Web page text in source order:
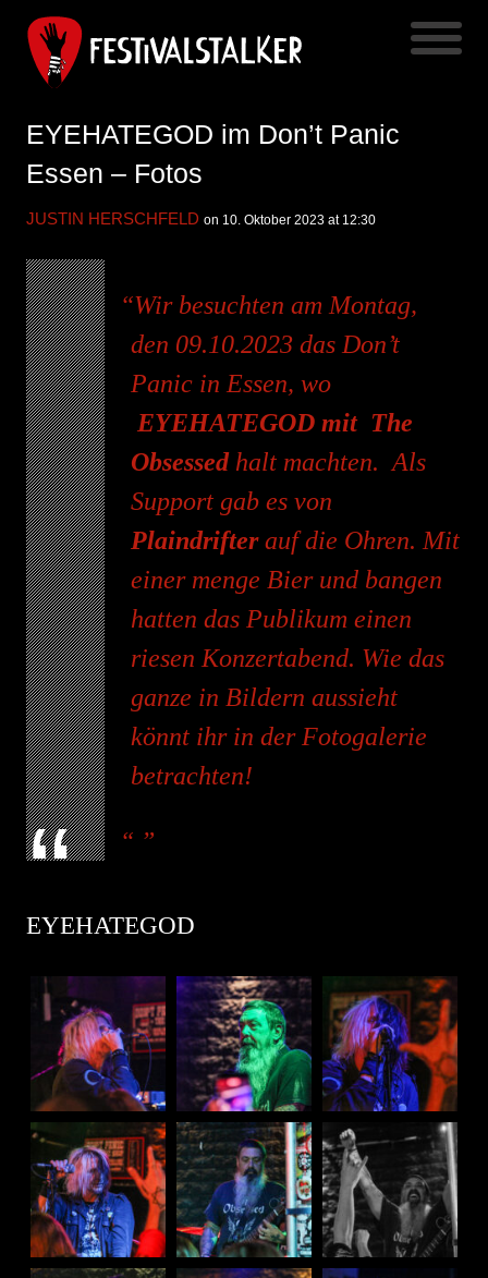
EYEHATEGOD im Don’t Panic
Essen – Fotos
JUSTIN HERSCHFELD on 10. Oktober 2023 at 12:30
Wir besuchten am Montag,
den 09.10.2023 das Don’t
Panic in Essen, wo
EYEHATEGODmit The
Obsessed halt machten. Als
Support gab es von
Plaindrifterauf die Ohren. Mit
einer menge Bier und bangen
hatten das Publikum einen
riesen Konzertabend. Wie das
ganze in Bildern aussieht
könnt ihr in der Fotogalerie
betrachten!
EYEHATEGOD